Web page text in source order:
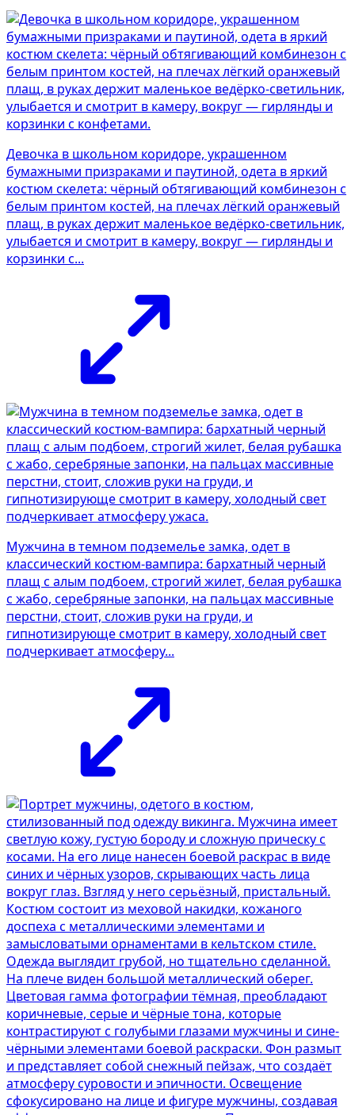
Девочка в школьном коридоре, украшенном
бумажными призраками и паутиной, одета в яркий
костюм скелета: чёрный обтягивающий комбинезон с
белым принтом костей, на плечах лёгкий оранжевый
плащ, в руках держит маленькое ведёрко-светильник,
улыбается и смотрит в камеру, вокруг — гирлянды и
корзинки с...
Мужчина в темном подземелье замка, одет в
классический костюм-вампира: бархатный черный
плащ с алым подбоем, строгий жилет, белая рубашка
с жабо, серебряные запонки, на пальцах массивные
перстни, стоит, сложив руки на груди, и
гипнотизирующе смотрит в камеру, холодный свет
подчеркивает атмосферу...